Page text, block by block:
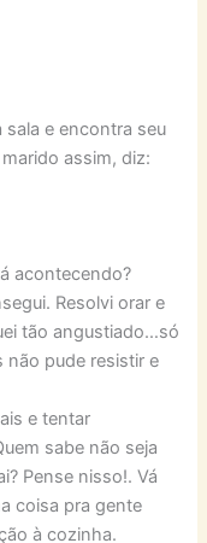
e encontra seu
assim, diz:
acontecendo?
Resolvi orar e
tão angustiado…só
não pude resistir e
e tentar
sabe não seja
Pense nisso!. Vá
coisa pra gente
à cozinha.